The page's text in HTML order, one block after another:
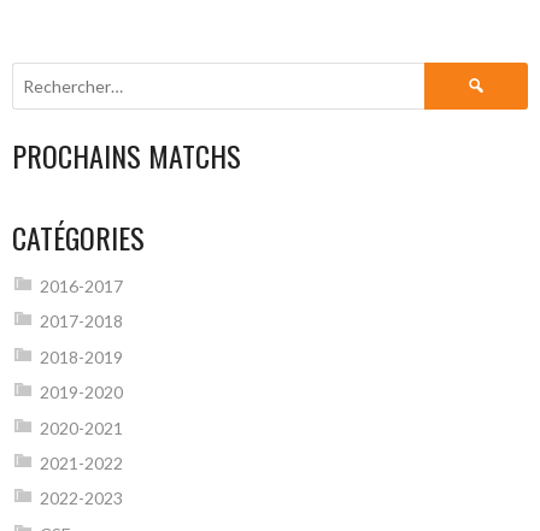
Rechercher :
PROCHAINS MATCHS
CATÉGORIES
2016-2017
2017-2018
2018-2019
2019-2020
2020-2021
2021-2022
2022-2023